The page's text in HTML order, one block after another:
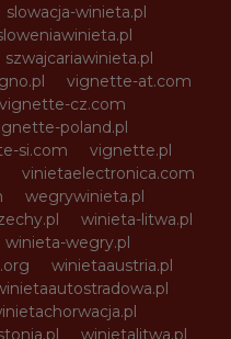
slowacja-winieta.pl
szwajcariawinieta.pl
vignette-at.com
vignette-cz.com
poland.pl
si.com
vignette.pl
vinietaelectronica.com
wegrywinieta.pl
winieta-litwa.pl
winieta-wegry.pl
winietaaustria.pl
winietalitwa.pl